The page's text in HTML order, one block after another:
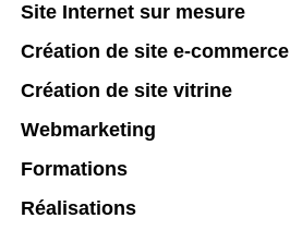
Site Internet sur mesure
Création de site e-commerce
Création de site vitrine
Webmarketing
Formations
Réalisations